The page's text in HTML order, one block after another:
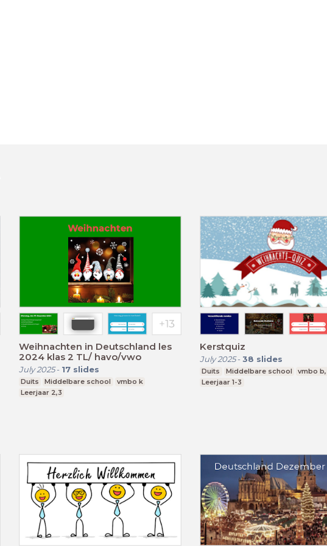
Weihnachten in Deutschland les
2024 klas 2 TL/ havo/vwo
July 2025- 17 slides
Duits Middelbare school
vmbo k
Leerjaar 2,3
Kerstquiz
July 2025- 38 slides
Duits Middelbare school
vmbo
Leerjaar 1-3